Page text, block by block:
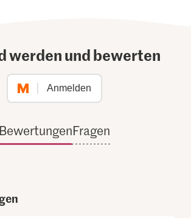
werden und bewerten
Anmelden
BewertungenFragen